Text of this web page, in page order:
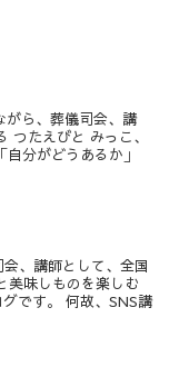
ら、葬儀司会、講
つたえびと みっこ、
分がどうあるか」
、講師として、全国
美味しものを楽しむ
です。 何故、SNS講